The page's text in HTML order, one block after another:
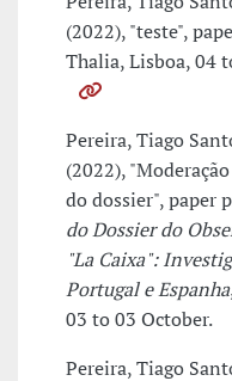
(2022), "teste",
Thalia, Lisboa, 04
Pereira, Tiago
(2022),
do dossier", paper
do Dossier do
"La Caixa":
Portugal e Espanha
03 to 03 October.
Pereira, Tiago